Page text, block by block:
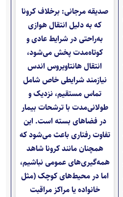
صدیقه مرجانی: برخلاف کرونا
که به دلیل انتقال هوازی
به‌راحتی در شرایط عادی و
کوتاه‌مدت پخش می‌شود،
انتقال هانتاویروس اندس
نیازمند شرایطی خاص شامل
تماس مستقیم، نزدیک و
طولانی‌مدت با ترشحات بیمار
در فضاهای بسته است. این
تفاوت رفتاری باعث می‌شود که
همچنان مانند کرونا شاهد
همه‌گیری‌های عمومی نباشیم،
اما در محیط‌های کوچک (مثل
خانواده یا مراکز مراقبت